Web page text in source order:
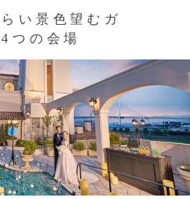
い景色望むガ
つの会場